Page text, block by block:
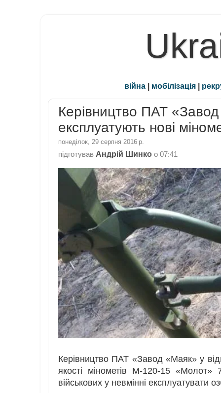
війна | мобілізація |
Керівництво ПАТ «Завод
експлуатують нові
понеділок, 29 серпня 2016 р.
підготував Андрій Шинко о 07:41
Керівництво ПАТ «Завод «Маяк» у
якості мінометів М-120-15 «Молот»
військових у невмінні експлуатувати